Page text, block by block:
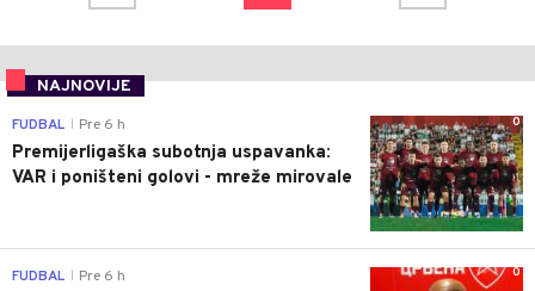
NAJNOVIJE
0
FUDBAL Pre 6 h
Premijerligaška subotnja uspavanka:
VAR i poništeni golovi - mreže mirovale
0
FUDBAL Pre 6 h